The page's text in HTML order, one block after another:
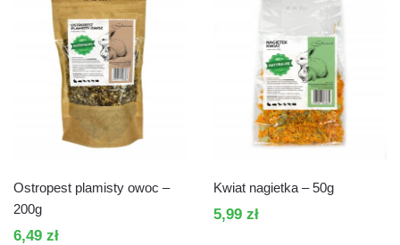
Ostropest plamisty owoc –
200g
6,49 zł
Kwiat nagietka – 50g
5,99 zł